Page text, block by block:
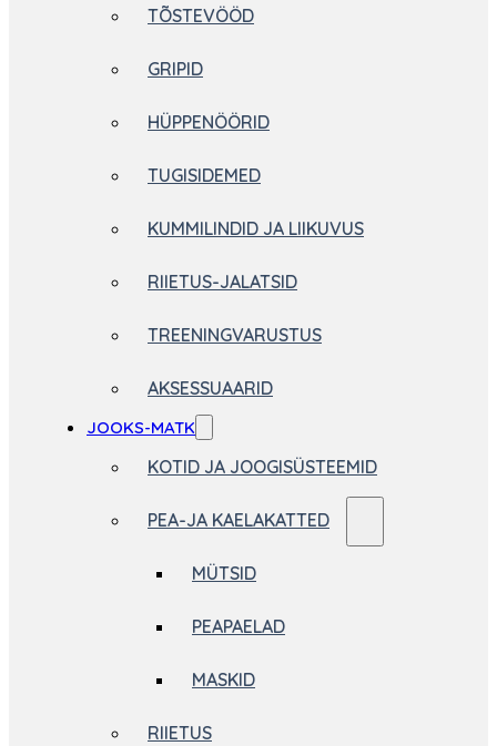
TÕSTEVÖÖD
GRIPID
HÜPPENÖÖRID
TUGISIDEMED
KUMMILINDID JA LIIKUVUS
RIIETUS-JALATSID
TREENINGVARUSTUS
AKSESSUAARID
JOOKS-MATK
KOTID JA JOOGISÜSTEEMID
PEA-JA KAELAKATTED
MÜTSID
PEAPAELAD
MASKID
RIIETUS